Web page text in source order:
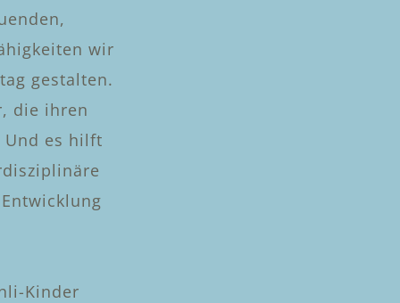
wir
gestalten.
die ihren
Und es hilft
Kinder